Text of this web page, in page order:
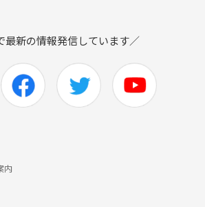
最新の情報発信しています／
内